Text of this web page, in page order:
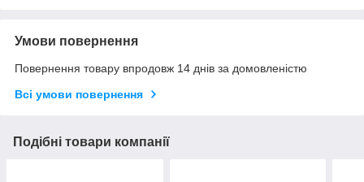
Умови повернення
Повернення товару впродовж 14 днів за домовленістю
Всі умови повернення
Подібні товари компанії